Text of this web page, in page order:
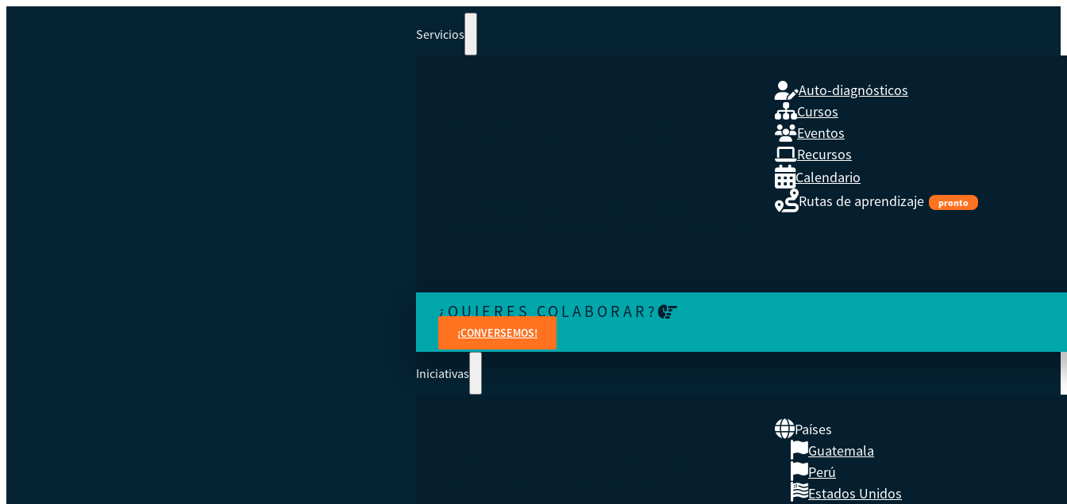
Servicios
Auto-diagnósticos
Cursos
Eventos
Recursos
Calendario
Rutas de aprendizaje
pronto
¿QUIERES COLABORAR?
¡CONVERSEMOS!
Iniciativas
Países
Guatemala
Perú
Estados Unidos